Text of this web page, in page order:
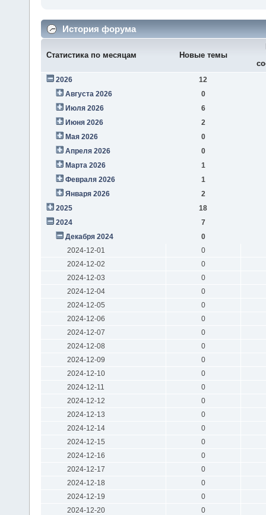
История форума
Статистика по месяцам Новые темы
2026
12
Августа 2026
0
Июля 2026
6
Июня 2026
2
Мая 2026
0
Апреля 2026
0
Марта 2026
1
Февраля 2026
1
Января 2026
2
2025
18
2024
7
Декабря 2024
0
2024-12-01
0
2024-12-02
0
2024-12-03
0
2024-12-04
0
2024-12-05
0
2024-12-06
0
2024-12-07
0
2024-12-08
0
2024-12-09
0
2024-12-10
0
2024-12-11
0
2024-12-12
0
2024-12-13
0
2024-12-14
0
2024-12-15
0
2024-12-16
0
2024-12-17
0
2024-12-18
0
2024-12-19
0
2024-12-20
0